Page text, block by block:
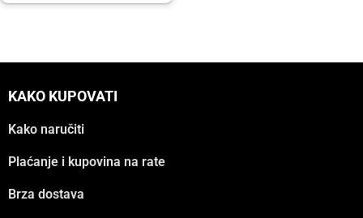
KAKO KUPOVATI
Kako naručiti
Plaćanje i kupovina na rate
Brza dostava